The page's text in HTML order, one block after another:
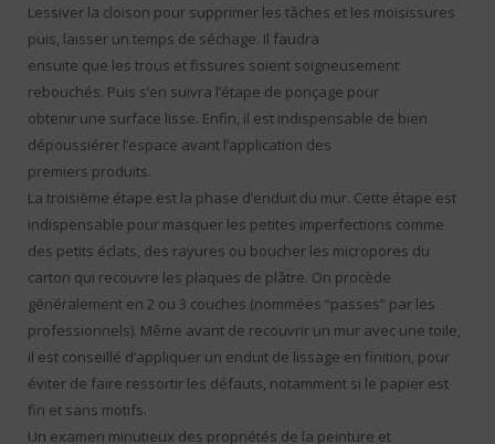
Lessiver la cloison pour supprimer les tâches et les moisissures
puis, laisser un temps de séchage. Il faudra
ensuite que les trous et fissures soient soigneusement
rebouchés. Puis s’en suivra l’étape de ponçage pour
obtenir une surface lisse. Enfin, il est indispensable de bien
dépoussiérer l’espace avant l’application des
premiers produits.
La troisième étape est la phase d’enduit du mur. Cette étape est
indispensable pour masquer les petites imperfections comme
des petits éclats, des rayures ou boucher les micropores du
carton qui recouvre les plaques de plâtre. On procède
généralement en 2 ou 3 couches (nommées “passes” par les
professionnels). Même avant de recouvrir un mur avec une toile,
il est conseillé d’appliquer un enduit de lissage en finition, pour
éviter de faire ressortir les défauts, notamment si le papier est
fin et sans motifs.
Un examen minutieux des propriétés de la peinture et